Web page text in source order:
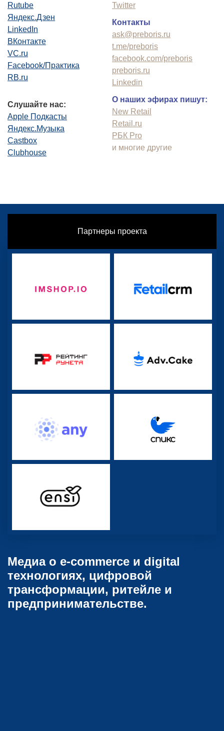
Rutube
Яндекс.Дзен
LinkedIn
ВКонтакте
VC.ru
Facebook/Практика
RB.ru
Слушайте нас:
Apple Подкасты
Яндекс.Музыка
Castbox
Clubhouse
Twitter
Контакты
ask@preboris.ru
t.me/preboris
facebook.com/preboris
preboris.ru
Linkedin
О наших эфирах пишут:
New Retail
Retail.ru
РБК Pro
и многие другие
Партнеры проекта
Медиа о e-commerce и digital
технологиях, цифровой
трансформации, ритейле и
предпринимательстве.